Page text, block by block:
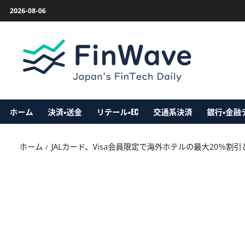
2026-08-06
ホーム 決済・送金 リテール・EC 交通系決済 銀行・金
ホーム JALカード、Visa会員限定で海外ホテルの最大20％割